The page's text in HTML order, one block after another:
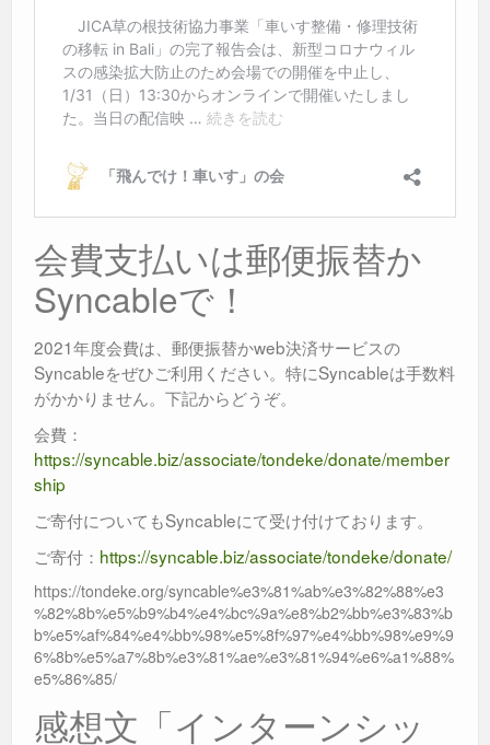
会費支払いは郵便振替か
Syncableで！
2021年度会費は、郵便振替かweb決済サービスの
Syncableをぜひご利用ください。特にSyncableは手数料
がかかりません。下記からどうぞ。
会費：
https://syncable.biz/associate/tondeke/donate/member
ship
ご寄付についてもSyncableにて受け付けております。
ご寄付： https://syncable.biz/associate/tondeke/donate/
https://tondeke.org/syncable%e3%81%ab%e3%82%88%e3
%82%8b%e5%b9%b4%e4%bc%9a%e8%b2%bb%e3%83%b
b%e5%af%84%e4%bb%98%e5%8f%97%e4%bb%98%e9%9
6%8b%e5%a7%8b%e3%81%ae%e3%81%94%e6%a1%88%
e5%86%85/
感想文「インターンシッ